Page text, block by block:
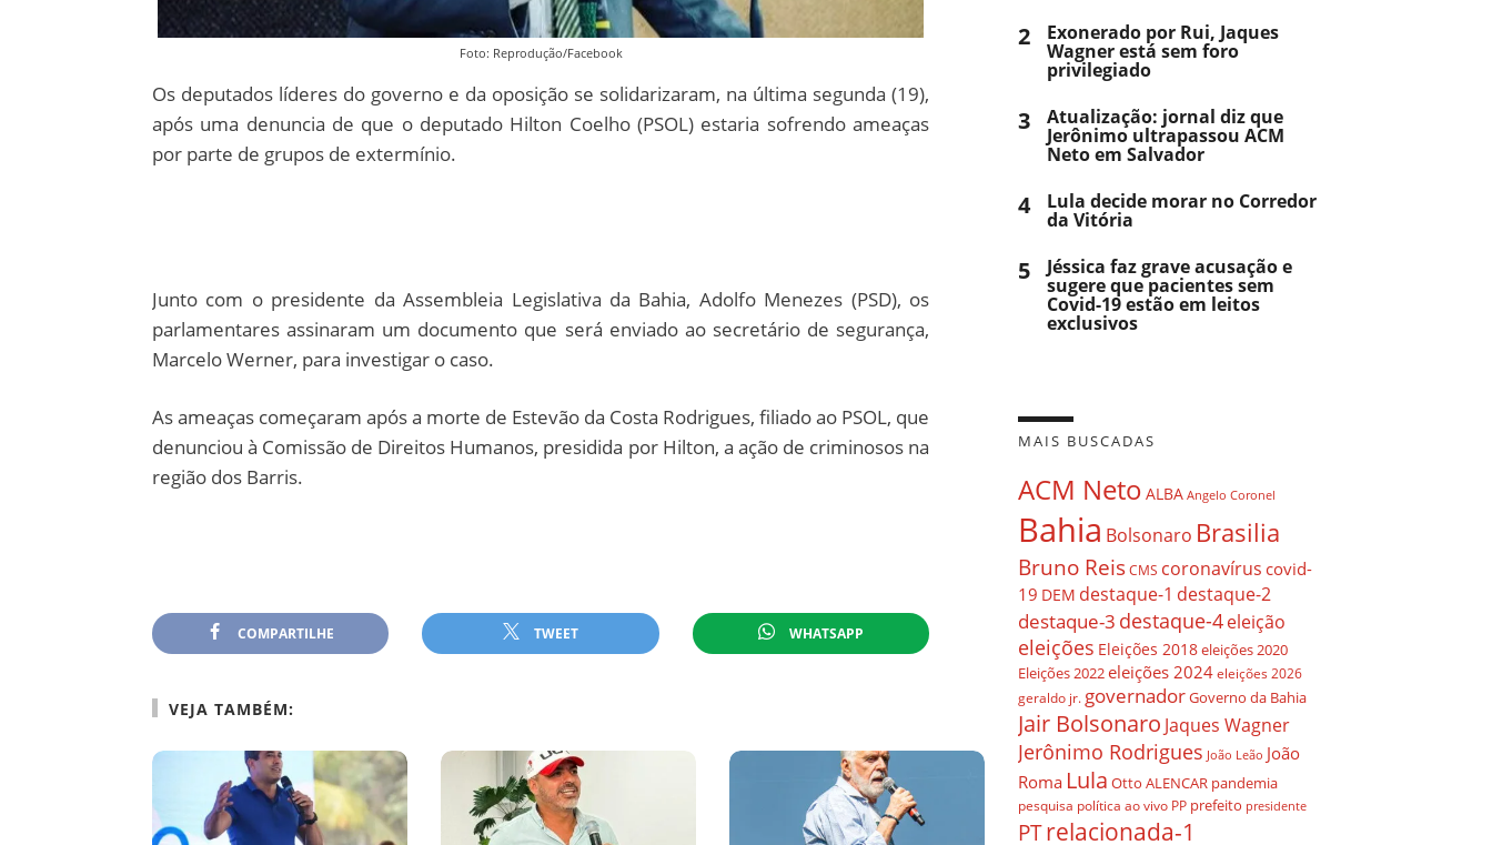
Foto: Reprodução/Facebook
Os deputados líderes do governo e da oposição se solidarizaram, na última segunda (19),
após uma denuncia de que o deputado Hilton Coelho (PSOL) estaria sofrendo ameaças
por parte de grupos de extermínio.
Junto com o presidente da Assembleia Legislativa da Bahia, Adolfo Menezes (PSD), os
parlamentares assinaram um documento que será enviado ao secretário de segurança,
Marcelo Werner, para investigar o caso.
As ameaças começaram após a morte de Estevão da Costa Rodrigues, filiado ao PSOL, que
denunciou à Comissão de Direitos Humanos, presidida por Hilton, a ação de criminosos na
região dos Barris.
COMPARTILHE TWEET WHATSAPP
VEJA TAMBÉM:
2 Exonerado por Rui, Jaques
Wagner está sem foro
privilegiado
3 Atualização: jornal diz que
Jerônimo ultrapassou ACM
Neto em Salvador
4 Lula decide morar no Corredor
da Vitória
5 Jéssica faz grave acusação e
sugere que pacientes sem
Covid-19 estão em leitos
exclusivos
MAIS BUSCADAS
ACM Neto ALBA Angelo Coronel
Bahia Bolsonaro Brasilia
Bruno ReisCMS coronavírus covid-
19 DEM destaque-1 destaque-2
destaque-3 destaque-4eleição
eleições Eleições 2018eleições 2020
Eleições 2022eleições 2024 eleições 2026
geraldo jr. governadorGoverno da Bahia
Jair Bolsonaro Jaques Wagner
Jerônimo Rodrigues João Leão João
Roma Lula Otto ALENCAR pandemia
pesquisa política ao vivo PP prefeito presidente
PTrelacionada-1